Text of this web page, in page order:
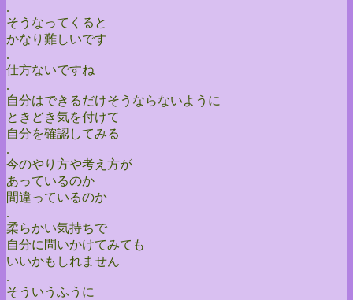
.
そうなってくると
かなり難しいです
.
仕方ないですね
.
自分はできるだけそうならないように
ときどき気を付けて
自分を確認してみる
.
今のやり方や考え方が
あっているのか
間違っているのか
.
柔らかい気持ちで
自分に問いかけてみても
いいかもしれません
.
そういうふうに